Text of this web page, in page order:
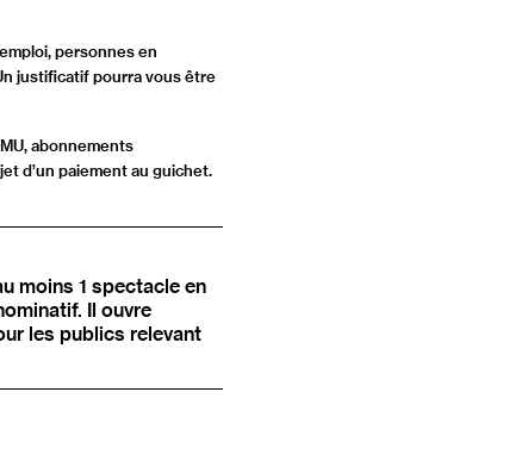
personnes en
justificatif pourra vous être
abonnements
d’un paiement au guichet.
moins 1 spectacle en
Il ouvre
les publics relevant